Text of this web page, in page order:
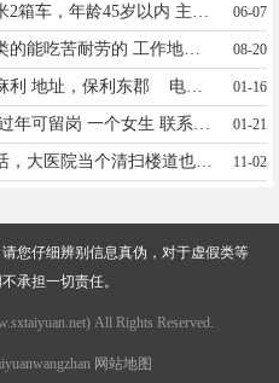
06-07
帮我找些服务员和大姐之类的能吃苦耐劳的 工作地点：和平北路奥莱猴子山下 服务员3800—4800 保洁人员3800—4000！ 管吃管住，宿舍空调洗衣机 联系方式15935141809 08-20
招聘洗碗大姐，要求手头麻利 地址，保利东郡 电话 18635990275 01-16
01-21
六十一岁找个关吃关住的活，大医院当个清扫楼道也可以，15035888401 11-02
您仔细辨别信息真伪，对于虚假类等
承担一切责任。
All Rights Reserved.
网站地图